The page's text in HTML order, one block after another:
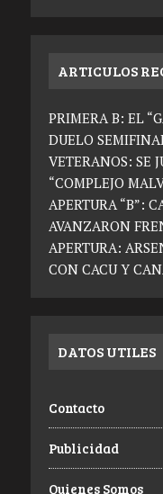
ARTICULOS
PRIMERA B: EL
DUELO
VETERANOS: SE
“COMPLEJO
APERTURA “B”:
AVANZARON
APERTURA:
CON CACU Y
DATOS UTILES
Contacto
Publicidad
Quienes Somos